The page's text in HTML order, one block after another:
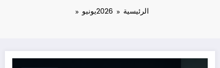
الرئيسية 2026يونيو